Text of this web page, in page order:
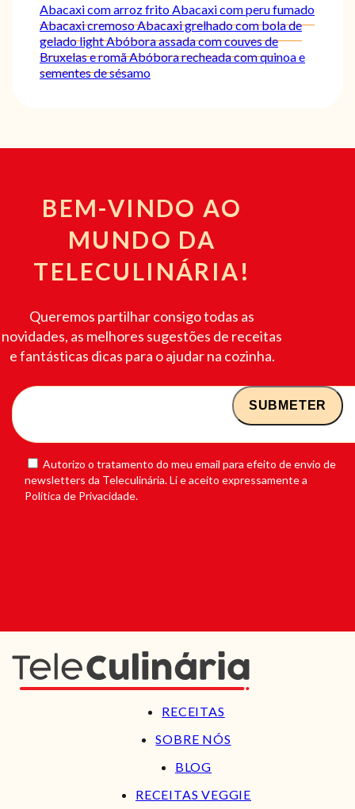
Abacaxi com arroz fritoAbacaxi com peru fumado
Abacaxi cremosoAbacaxi grelhado com bola de
gelado lightAbóbora assada com couves de
Bruxelas e romãAbóbora recheada com quinoa e
sementes de sésamo
BEM-VINDO AO
MUNDO DA
TELECULINÁRIA!
Queremos partilhar consigo todas as
novidades, as melhores sugestões de receitas
e fantásticas dicas para o ajudar na cozinha.
Autorizo o tratamento do meu email para efeito de envio de
newsletters da Teleculinária. Li e aceito expressamente a
Política de Privacidade.
RECEITAS
SOBRE NÓS
BLOG
RECEITAS VEGGIE